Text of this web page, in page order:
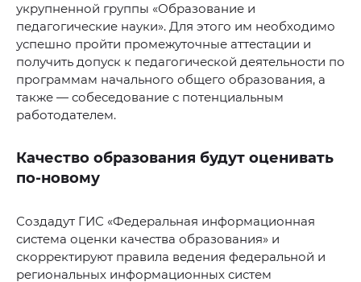
укрупненной группы «Образование и
педагогические науки». Для этого им необходимо
успешно пройти промежуточные аттестации и
получить допуск к педагогической деятельности по
программам начального общего образования, а
также — собеседование с потенциальным
работодателем.
Качество образования будут оценивать
по-новому
Создадут ГИС «Федеральная информационная
система оценки качества образования» и
скорректируют правила ведения федеральной и
региональных информационных систем